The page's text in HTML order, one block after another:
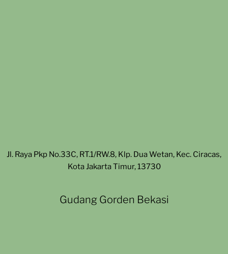
Jl. Raya Pkp No.33C, RT.1/RW.8, Klp. Dua Wetan, Kec. Ciracas,
Kota Jakarta Timur, 13730
Gudang Gorden Bekasi